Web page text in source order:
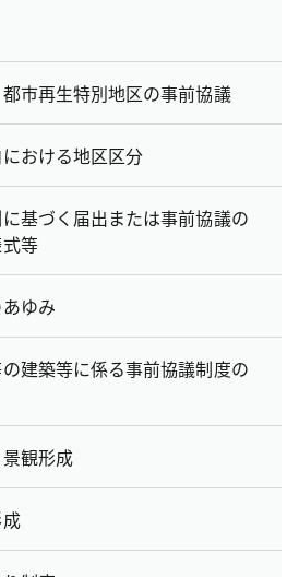
市再生特別地区の事前協議
おける地区区分
基づく届出または事前協議の
等
ゆみ
建築等に係る事前協議制度の
観形成